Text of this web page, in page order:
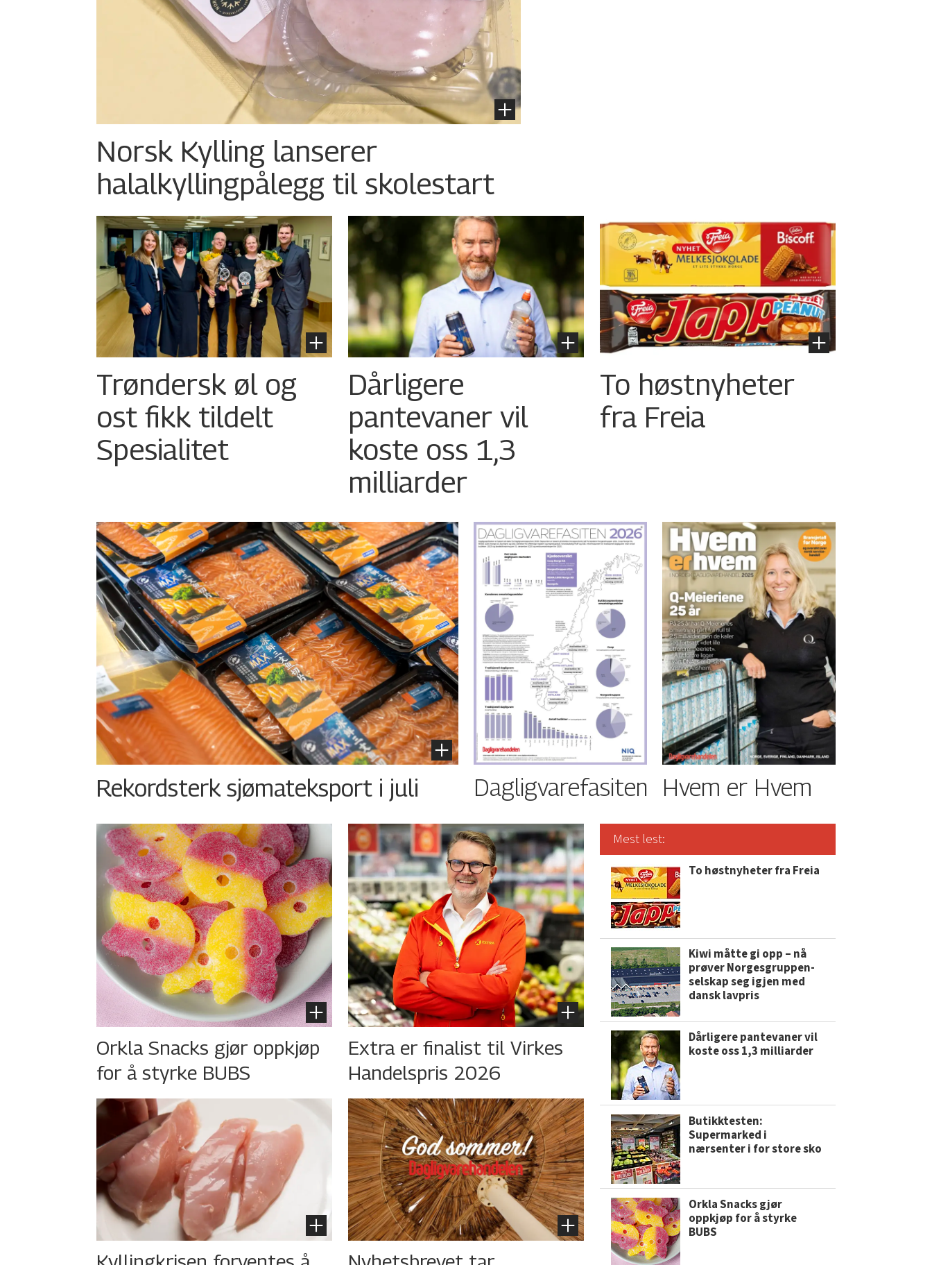
Norsk Kylling lanserer
halalkylling­pålegg til skolestart
Trøndersk øl og
ost fikk tildelt
Spesialitet
Dårligere
pantevaner vil
koste oss 1,3
milliarder
To høstnyheter
fra Freia
Rekordsterk sjømateksport i juli Dagligvarefasiten Hvem er Hvem
Orkla Snacks gjør oppkjøp
for å styrke BUBS
Extra er finalist til Virkes
Handelspris 2026
Mest lest:
To høstnyheter fra Freia
Kiwi måtte gi opp – nå
prøver Norgesgruppen-
selskap seg igjen med
dansk lavpris
Dårligere pantevaner vil
koste oss 1,3 milliarder
Butikktesten:
Supermarked i
nærsenter i for store sko
Orkla Snacks gjør
oppkjøp for å styrke
BUBS